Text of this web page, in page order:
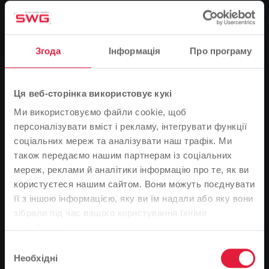
Згода Інформація Про програму
Ця веб-сторінка використовує кукі
Ми використовуємо файли cookie, щоб
персоналізувати вміст і рекламу, інтегрувати функції
соціальних мереж та аналізувати наш трафік. Ми
також передаємо нашим партнерам із соціальних
мереж, реклами й аналітики інформацію про те, як ви
користуєтеся нашим сайтом. Вони можуть поєднувати
її з іншою інформацією, яку ви їм надали або яку вони
зібрали під час вашого користування їхніми
згоди
Необхідні
Ванни, Група, Новини
Сауна в критому басейні Ringallee в
0
You are here:
Головна сторінка
Сауна в критому басейні Ringallee в роботі
20.08.2013
Відвідувачі критого басейну Ringallee можуть плавати
на своїх дистанціях з 12 серпня, а нещодавно вони
знову змогли скористатися сауною. Початок сезону
залишається зачиненою, оскільки ми повинні повністю
Зверніть увагу